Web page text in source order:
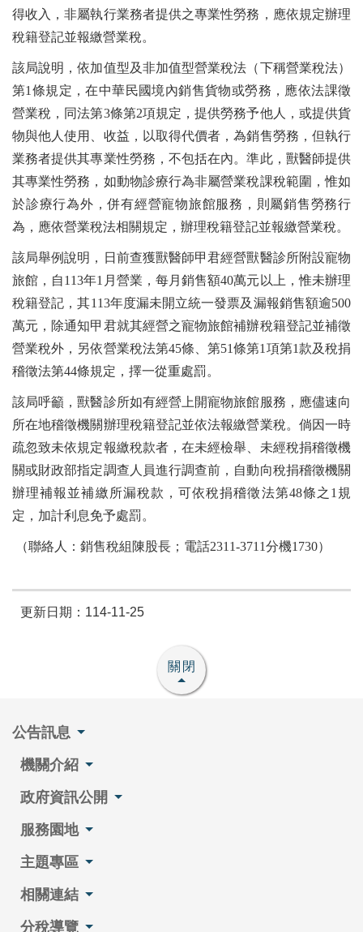
得收入，非屬執行業務者提供之專業性勞務，應依規定辦理
稅籍登記並報繳營業稅。
該局說明，依加值型及非加值型營業稅法（下稱營業稅法）
第1條規定，在中華民國境內銷售貨物或勞務，應依法課徵
營業稅，同法第3條第2項規定，提供勞務予他人，或提供貨
物與他人使用、收益，以取得代價者，為銷售勞務，但執行
業務者提供其專業性勞務，不包括在內。準此，獸醫師提供
其專業性勞務，如動物診療行為非屬營業稅課稅範圍，惟如
於診療行為外，併有經營寵物旅館服務，則屬銷售勞務行
為，應依營業稅法相關規定，辦理稅籍登記並報繳營業稅。
該局舉例說明，日前查獲獸醫師甲君經營獸醫診所附設寵物
旅館，自113年1月營業，每月銷售額40萬元以上，惟未辦理
稅籍登記，其113年度漏未開立統一發票及漏報銷售額逾500
萬元，除通知甲君就其經營之寵物旅館補辦稅籍登記並補徵
營業稅外，另依營業稅法第45條、第51條第1項第1款及稅捐
稽徵法第44條規定，擇一從重處罰。
該局呼籲，獸醫診所如有經營上開寵物旅館服務，應儘速向
所在地稽徵機關辦理稅籍登記並依法報繳營業稅。倘因一時
疏忽致未依規定報繳稅款者，在未經檢舉、未經稅捐稽徵機
關或財政部指定調查人員進行調查前，自動向稅捐稽徵機關
辦理補報並補繳所漏稅款，可依稅捐稽徵法第48條之1規
定，加計利息免予處罰。
（聯絡人：銷售稅組陳股長；電話2311-3711分機1730）
更新日期：114-11-25
關閉
公告訊息
機關介紹
政府資訊公開
服務園地
主題專區
相關連結
分稅導覽